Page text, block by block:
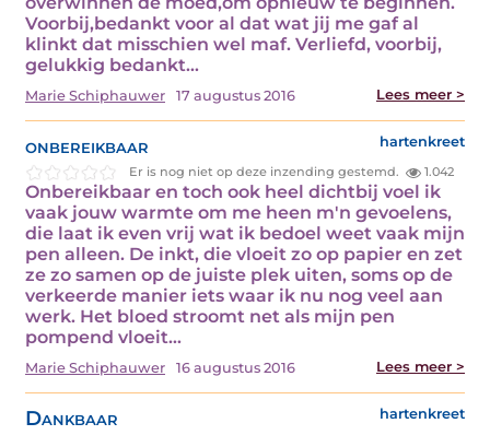
Voorbij,bedankt voor al dat wat jij me gaf al
klinkt dat misschien wel maf. Verliefd, voorbij,
gelukkig bedankt…
Marie Schiphauwer 17 augustus 2016 Lees meer >
onbereikbaar hartenkreet
Er is nog niet op deze inzending gestemd. 1.042
Onbereikbaar en toch ook heel dichtbij voel ik
vaak jouw warmte om me heen m'n gevoelens,
die laat ik even vrij wat ik bedoel weet vaak mijn
pen alleen. De inkt, die vloeit zo op papier en zet
ze zo samen op de juiste plek uiten, soms op de
verkeerde manier iets waar ik nu nog veel aan
werk. Het bloed stroomt net als mijn pen
pompend vloeit…
Marie Schiphauwer 16 augustus 2016 Lees meer >
Dankbaar hartenkreet